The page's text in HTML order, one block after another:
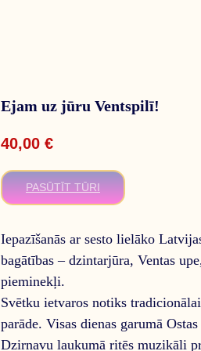
Ejam uz jūru Ventspilī!
40,00 €
PASŪTĪT TŪRI
Iepazīšanās ar sesto lielāko
bagātības – dzintarjūra, Ventas
pieminekļi.
Svētku ietvaros notiks
parāde. Visas dienas garumā
Dzirnavu laukumā ritēs muzikāli